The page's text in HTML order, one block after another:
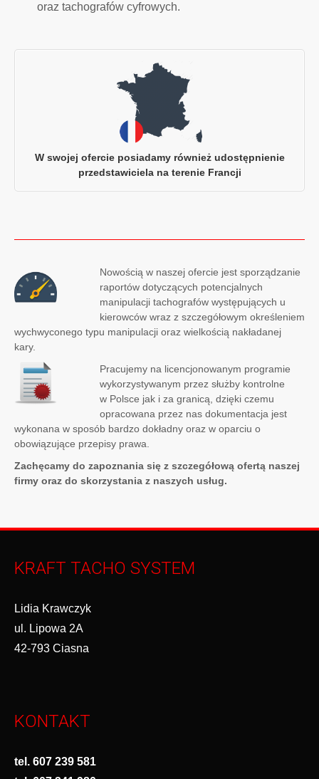
oraz tachografów cyfrowych.
W swojej ofercie posiadamy również udostępnienie
przedstawiciela na terenie Francji
Nowością w naszej ofercie jest sporządzanie
raportów dotyczących potencjalnych
manipulacji tachografów występujących u
kierowców wraz z szczegółowym określeniem
wychwyconego typu manipulacji oraz wielkością nakładanej
kary.
Pracujemy na licencjonowanym programie
wykorzystywanym przez służby kontrolne
w Polsce jak i za granicą, dzięki czemu
opracowana przez nas dokumentacja jest
wykonana w sposób bardzo dokładny oraz w oparciu o
obowiązujące przepisy prawa.
Zachęcamy do zapoznania się z szczegółową ofertą naszej
firmy oraz do skorzystania z naszych usług.
KRAFT TACHO SYSTEM
Lidia Krawczyk
ul. Lipowa 2A
42-793 Ciasna
KONTAKT
tel. 607 239 581